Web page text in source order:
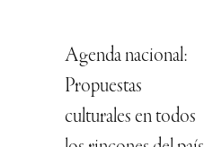
Agenda nacional:
Propuestas
culturales en todos